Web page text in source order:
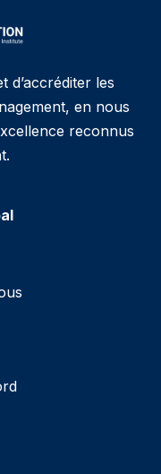
d’accréditer les
en nous
reconnus